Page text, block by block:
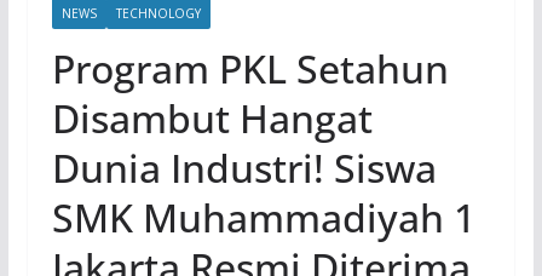
NEWS TECHNOLOGY
Program PKL Setahun
Disambut Hangat
Dunia Industri! Siswa
SMK Muhammadiyah 1